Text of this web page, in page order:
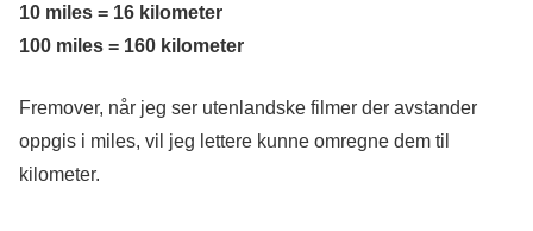
10 miles = 16 kilometer
100 miles = 160 kilometer
Fremover, når jeg ser utenlandske filmer der avstander
oppgis i miles, vil jeg lettere kunne omregne dem til
kilometer.